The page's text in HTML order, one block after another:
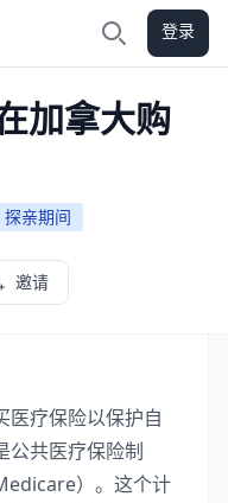
登录
加拿大购
探亲期间
邀请
医疗保险以保护自
公共医疗保险制
）。这个计